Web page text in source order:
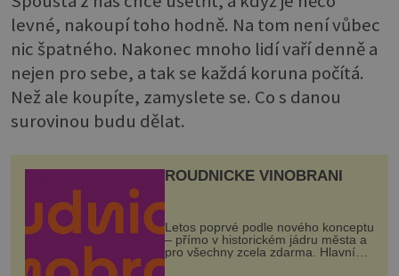
levné, nakoupí toho hodně. Na tom není vůbec
nic špatného. Nakonec mnoho lidí vaří denně a
nejen pro sebe, a tak se každá koruna počítá.
Než ale koupíte, zamyslete se. Co s danou
surovinou budu dělat.
ROUDNICKÉ VINOBRANÍ
Letos poprvé podle nového konceptu
– přímo v historickém jádru města a
pro všechny zcela zdarma. Hlavní
program se odehraje na Karlově a